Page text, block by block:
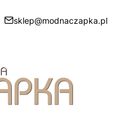
sklep@modnaczapka.pl